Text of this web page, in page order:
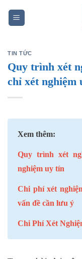
TIN TỨC
Quy trình xét
chỉ xét nghiệm
Xem thêm:
Quy trình xét
nghiệm uy tín
Chi phí xét
vấn đề cần lưu ý
Chi Phí Xét